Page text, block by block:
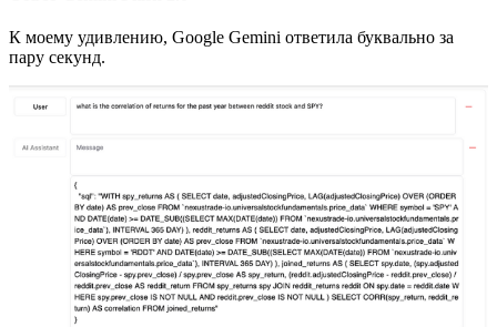
К моему удивлению, Google Gemini ответила буквально за
пару секунд.